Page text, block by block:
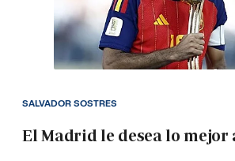
El Madrid le desea lo mejor
SALVADOR SOSTRES